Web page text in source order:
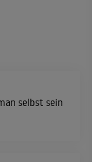
selbst sein